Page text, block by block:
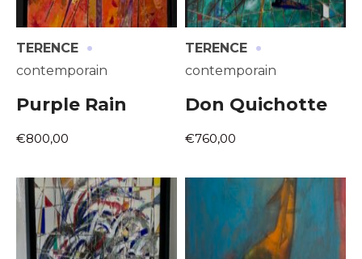
TERENCE ·
contemporain
Purple Rain
€800,00
TERENCE ·
contemporain
Don Quichotte
€760,00